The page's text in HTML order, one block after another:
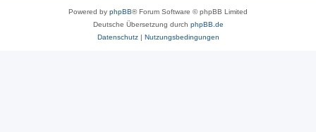
Powered by phpBB® Forum Software © phpBB Limited
Deutsche Übersetzung durch phpBB.de
Datenschutz| Nutzungsbedingungen